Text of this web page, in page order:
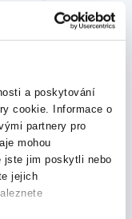
a poskytování
cookie. Informace o
partnery pro
mohou
jste jim poskytli nebo
jejich
emisi
29.8.2013 v